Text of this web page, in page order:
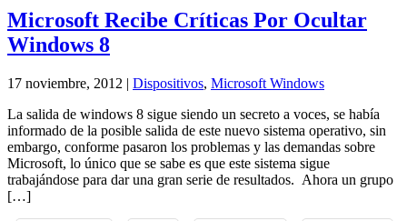
Microsoft Recibe Críticas Por Ocultar
Windows 8
17 noviembre, 2012 | Dispositivos, Microsoft Windows
La salida de windows 8 sigue siendo un secreto a voces, se había
informado de la posible salida de este nuevo sistema operativo, sin
embargo, conforme pasaron los problemas y las demandas sobre
Microsoft, lo único que se sabe es que este sistema sigue
trabajándose para dar una gran serie de resultados. Ahora un grupo
[…]